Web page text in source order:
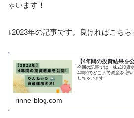
ゃいます！
↓2023年の記事です。良ければこちら
【4年間の投資結果を
今回の記事では、株式投資
4年間でどこまで資産を増
しちゃいます！
rinne-blog.com